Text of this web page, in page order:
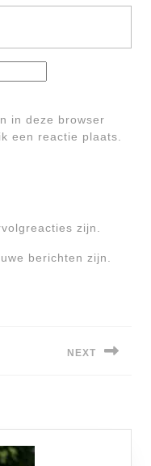
in deze browser
een reactie plaats.
zijn.
berichten zijn.
NEXT